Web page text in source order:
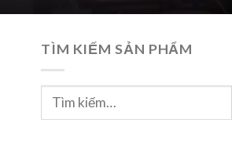
TÌM KIẾM SẢN PHẨM